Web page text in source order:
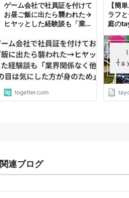
ゲーム会社で社員証を付けて
お昼ご飯に出たら襲われた→
ヒヤッとした経験談も「業界
方が身のため」
togetter.com
【簡
ラフ
庭の
関連ブログ